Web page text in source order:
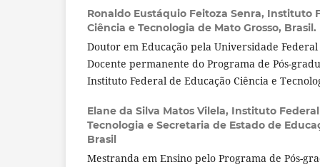
Ronaldo Eustáquio Feitoza Senra, Instituto
Ciência e Tecnologia de Mato Grosso, Brasil.
Doutor em Educação pela Universidade Federal
Docente permanente do Programa de Pós-
Instituto Federal de Educação Ciência e
Elane da Silva Matos Vilela, Instituto
Tecnologia e Secretaria de Estado de
Brasil
Mestranda em Ensino pelo Programa de Pós-